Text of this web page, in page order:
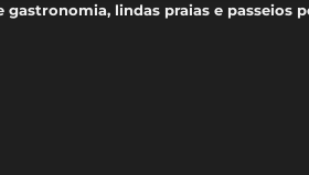
lindas praias e passeios